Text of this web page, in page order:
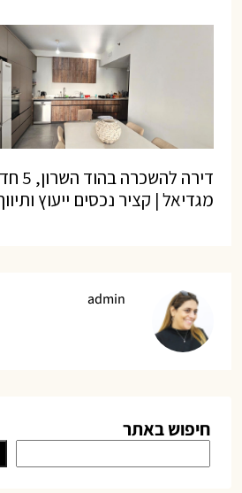
דירה
מגדיאל | קציר נכסים ייעוץ
admin
חיפוש באתר